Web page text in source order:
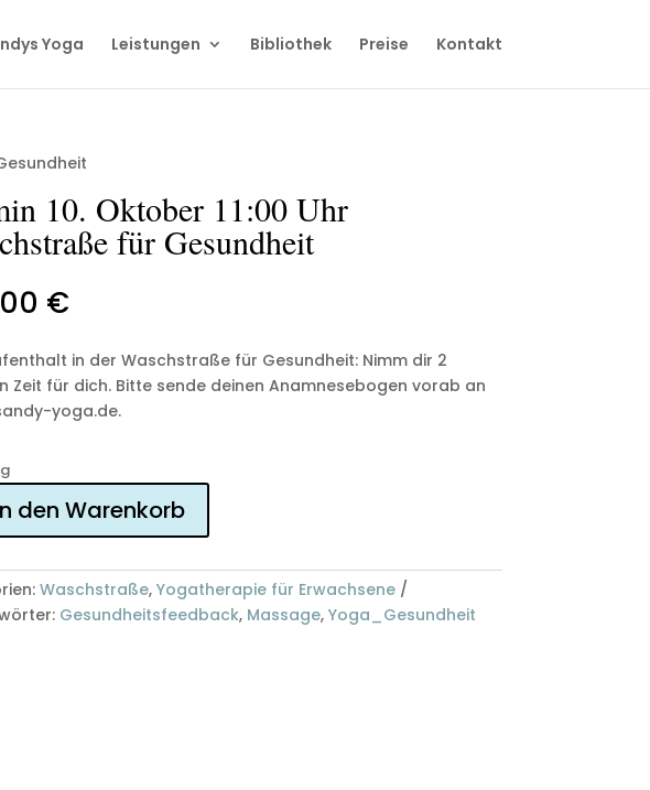
Yoga Leistungen Bibliothek Preise Kontakt
10. Oktober 11:00 Uhr
für Gesundheit
€
in der Waschstraße für Gesundheit: Nimm dir 2
Zeit für dich. Bitte sende deinen Anamnesebogen vorab an
yoga.de.
den Warenkorb
Waschstraße, Yogatherapie für Erwachsene
Gesundheitsfeedback, Massage, Yoga_Gesundheit